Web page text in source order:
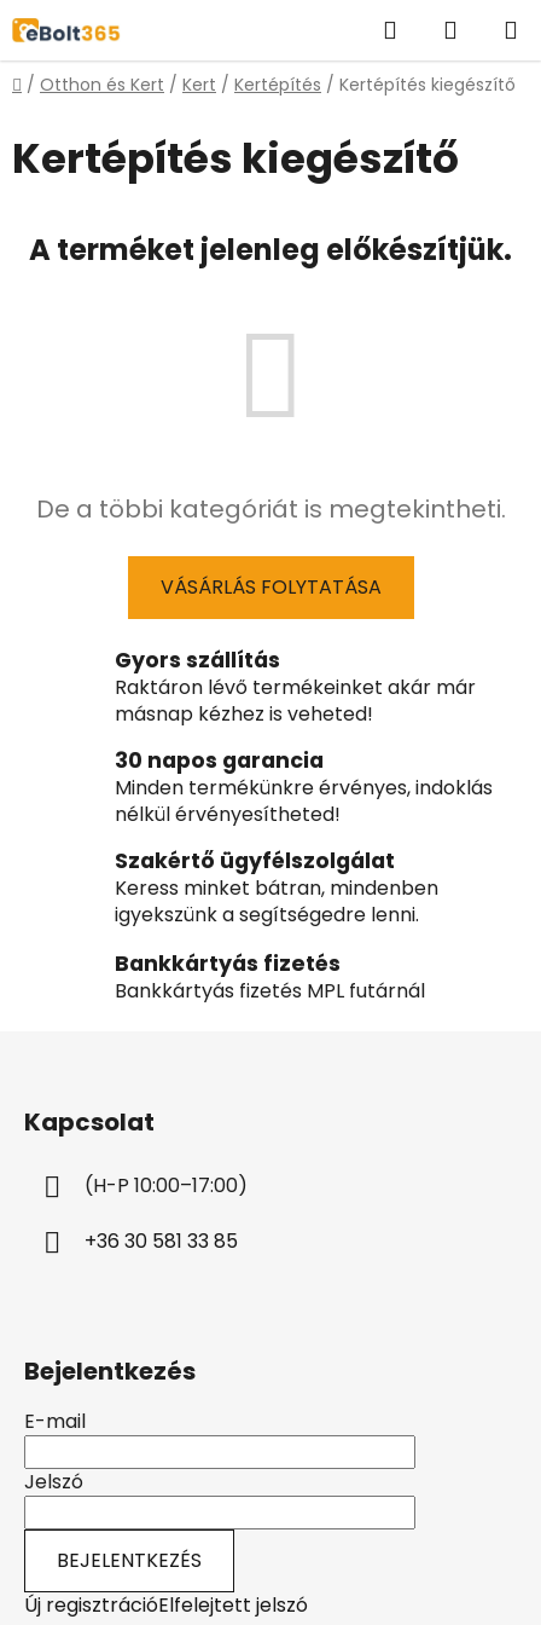
Ugrás
fő
tartalomhoz
KeresésKOSÁR
Kezdőlap
/ Otthon és Kert / Kert / Kertépítés / Kertépítés kiegészítő
Kertépítés kiegészítő
A terméket jelenleg előkészítjük.
De a többi kategóriát is megtekintheti.
VÁSÁRLÁS FOLYTATÁSA
Gyors szállítás
Raktáron lévő termékeinket akár már
másnap kézhez is veheted!
30 napos garancia
Minden termékünkre érvényes, indoklás
nélkül érvényesítheted!
Szakértő ügyfélszolgálat
Keress minket bátran, mindenben
igyekszünk a segítségedre lenni.
Bankkártyás fizetés
Bankkártyás fizetés MPL futárnál
Kapcsolat
(H-P 10:00–17:00)
+36 30 581 33 85
Bejelentkezés
E-mail
Jelszó
BEJELENTKEZÉS
Új regisztrációElfelejtett jelszó